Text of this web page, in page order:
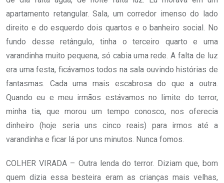
apartamento retangular. Sala, um corredor imenso do lado
direito e do esquerdo dois quartos e o banheiro social. No
fundo desse retângulo, tinha o terceiro quarto e uma
varandinha muito pequena, só cabia uma rede. A falta de luz
era uma festa, ficávamos todos na sala ouvindo histórias de
fantasmas. Cada uma mais escabrosa do que a outra.
Quando eu e meu irmãos estávamos no limite do terror,
minha tia, que morou um tempo conosco, nos oferecia
dinheiro (hoje seria uns cinco reais) para irmos até a
varandinha e ficar lá por uns minutos. Nunca fomos.
COLHER VIRADA – Outra lenda do terror. Diziam que, bom
quem dizia essa besteira eram as crianças mais velhas,